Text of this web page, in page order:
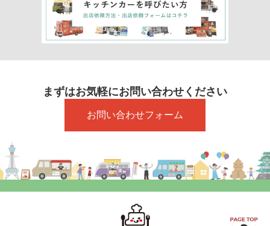
まずはお気軽にお問い合わせください
お問い合わせフォーム